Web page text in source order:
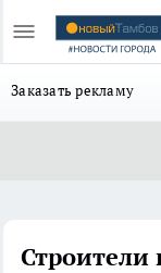
Заказать рекламу
Строители